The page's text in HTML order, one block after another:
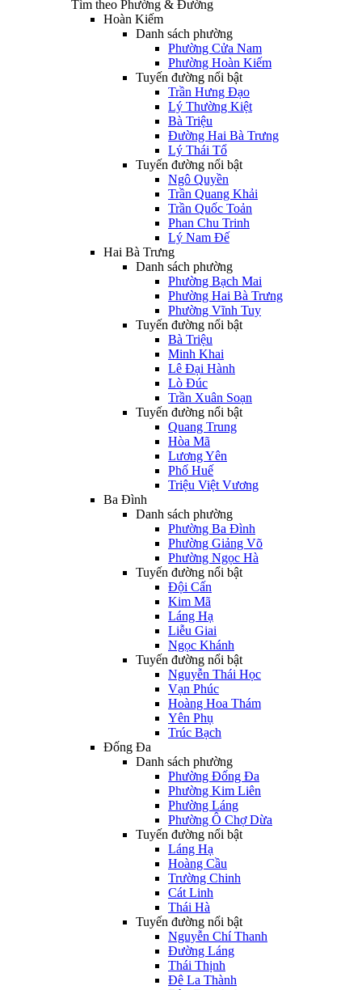
Tìm theo Phường & Đường
Hoàn Kiếm
Danh sách phường
Phường Cửa Nam
Phường Hoàn Kiếm
Tuyến đường nổi bật
Trần Hưng Đạo
Lý Thường Kiệt
Bà Triệu
Đường Hai Bà Trưng
Lý Thái Tổ
Tuyến đường nổi bật
Ngô Quyền
Trần Quang Khải
Trần Quốc Toản
Phan Chu Trinh
Lý Nam Đế
Hai Bà Trưng
Danh sách phường
Phường Bạch Mai
Phường Hai Bà Trưng
Phường Vĩnh Tuy
Tuyến đường nổi bật
Bà Triệu
Minh Khai
Lê Đại Hành
Lò Đúc
Trần Xuân Soạn
Tuyến đường nổi bật
Quang Trung
Hòa Mã
Lương Yên
Phố Huế
Triệu Việt Vương
Ba Đình
Danh sách phường
Phường Ba Đình
Phường Giảng Võ
Phường Ngọc Hà
Tuyến đường nổi bật
Đội Cấn
Kim Mã
Láng Hạ
Liễu Giai
Ngọc Khánh
Tuyến đường nổi bật
Nguyễn Thái Học
Vạn Phúc
Hoàng Hoa Thám
Yên Phụ
Trúc Bạch
Đống Đa
Danh sách phường
Phường Đống Đa
Phường Kim Liên
Phường Láng
Phường Ô Chợ Dừa
Tuyến đường nổi bật
Láng Hạ
Hoàng Cầu
Trường Chinh
Cát Linh
Thái Hà
Tuyến đường nổi bật
Nguyễn Chí Thanh
Đường Láng
Thái Thịnh
Đê La Thành